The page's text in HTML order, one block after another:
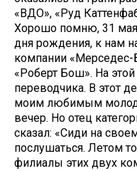
«ВДО», «Руд
Хорошо помню, 31 мая
дня рождения, к нам
компании «Мерседес-
«Роберт Бош». На
переводчика. В этот
моим любимым
вечер. Но отец
сказал: «Сиди на
послушаться. Летом
филиалы этих двух